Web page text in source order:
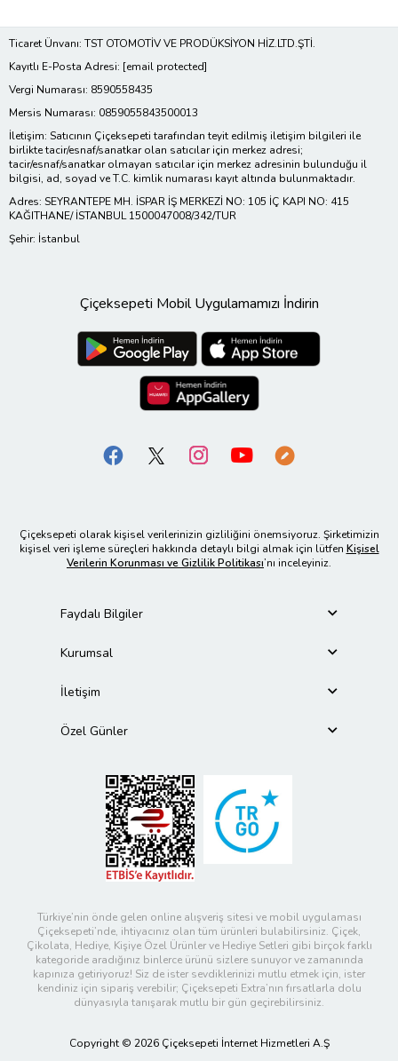
Ticaret Ünvanı: TST OTOMOTİV VE PRODÜKSİYON HİZ.LTD.ŞTİ.
Kayıtlı E-Posta Adresi: [email protected]
Vergi Numarası: 8590558435
Mersis Numarası: 0859055843500013
İletişim: Satıcının Çiçeksepeti tarafından teyit edilmiş iletişim bilgileri ile
birlikte tacir/esnaf/sanatkar olan satıcılar için merkez adresi;
tacir/esnaf/sanatkar olmayan satıcılar için merkez adresinin bulunduğu il
bilgisi, ad, soyad ve T.C. kimlik numarası kayıt altında bulunmaktadır.
Adres: SEYRANTEPE MH. İSPAR İŞ MERKEZİ NO: 105 İÇ KAPI NO: 415
KAĞITHANE/ İSTANBUL 1500047008/342/TUR
Şehir: İstanbul
Çiçeksepeti Mobil Uygulamamızı İndirin
Çiçeksepeti olarak kişisel verilerinizin gizliliğini önemsiyoruz. Şirketimizin
kişisel veri işleme süreçleri hakkında detaylı bilgi almak için lütfen Kişisel
Verilerin Korunması ve Gizlilik Politikası’nı inceleyiniz.
Faydalı Bilgiler
Kurumsal
İletişim
Özel Günler
Türkiye’nin önde gelen online alışveriş sitesi ve mobil uygulaması
Çiçeksepeti’nde, ihtiyacınız olan tüm ürünleri bulabilirsiniz. Çiçek,
Çikolata, Hediye, Kişiye Özel Ürünler ve Hediye Setleri gibi birçok farklı
kategoride aradığınız binlerce ürünü sizlere sunuyor ve zamanında
kapınıza getiriyoruz! Siz de ister sevdiklerinizi mutlu etmek için, ister
kendiniz için sipariş verebilir; Çiçeksepeti Extra’nın fırsatlarla dolu
dünyasıyla tanışarak mutlu bir gün geçirebilirsiniz.
Copyright © 2026 Çiçeksepeti İnternet Hizmetleri A.Ş